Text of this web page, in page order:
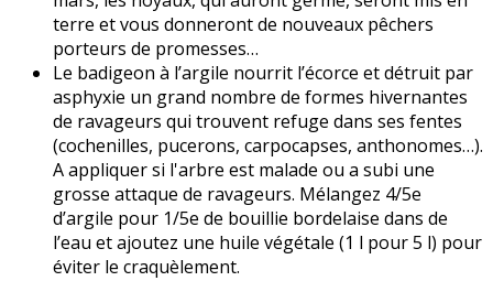
terre et vous donneront de nouveaux pêchers
porteurs de promesses…
Le badigeon à l’argile nourrit l’écorce et détruit par
asphyxie un grand nombre de formes hivernantes
de ravageurs qui trouvent refuge dans ses fentes
(cochenilles, pucerons, carpocapses, anthonomes…).
A appliquer si l'arbre est malade ou a subi une
grosse attaque de ravageurs. Mélangez 4/5e
d’argile pour 1/5e de bouillie bordelaise dans de
l’eau et ajoutez une huile végétale (1 l pour 5 l) pour
éviter le craquèlement.